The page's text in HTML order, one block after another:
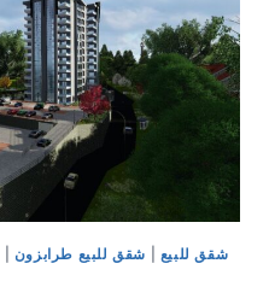
شقق للبيع شقق للبيع طرابزون